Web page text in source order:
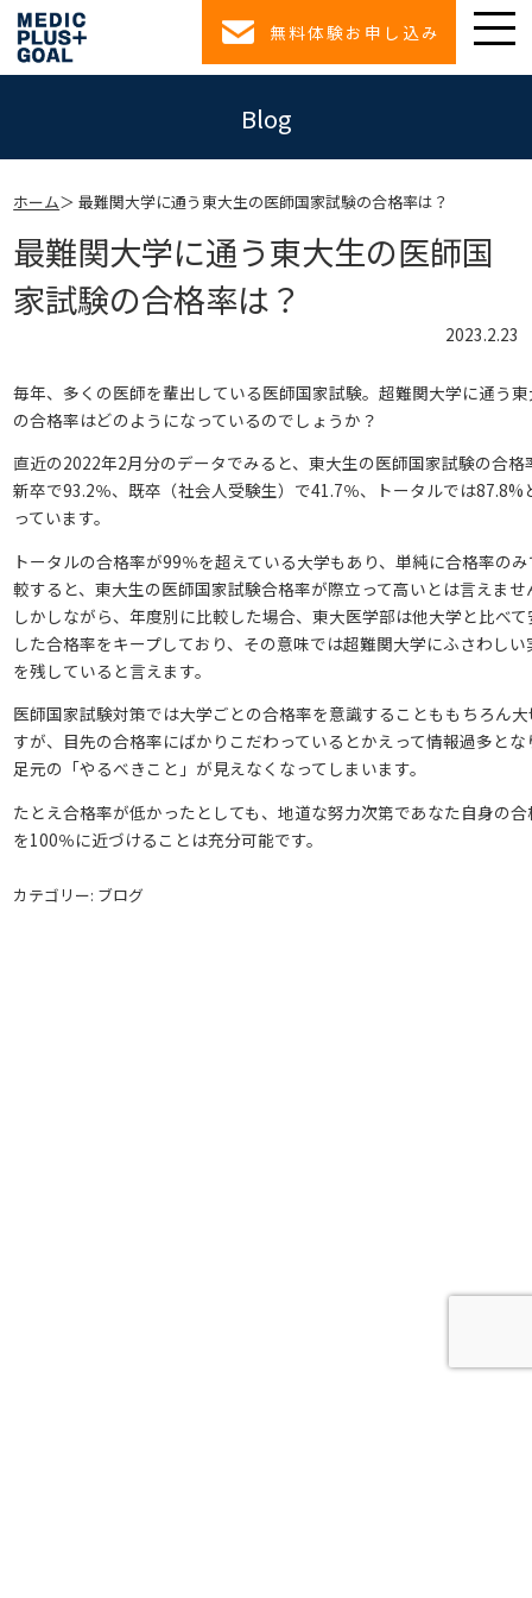
無料体験お申し込み
Blog
ホーム 最難関大学に通う東大生の医師国家試験の合格率は？
最難関大学に通う東大生の医師国
家試験の合格率は？
2023.2.23
毎年、多くの医師を輩出している医師国家試験。超難関大学に通う
の合格率はどのようになっているのでしょうか？
直近の2022年2月分のデータでみると、東大生の医師国家試験の合格
新卒で93.2％、既卒（社会人受験生）で41.7％、トータルでは87.8%
っています。
トータルの合格率が99％を超えている大学もあり、単純に合格率の
較すると、東大生の医師国家試験合格率が際立って高いとは言えませ
しかしながら、年度別に比較した場合、東大医学部は他大学と比べ
した合格率をキープしており、その意味では超難関大学にふさわしい
を残していると言えます。
医師国家試験対策では大学ごとの合格率を意識することももちろん
すが、目先の合格率にばかりこだわっているとかえって情報過多とな
足元の「やるべきこと」が見えなくなってしまいます。
たとえ合格率が低かったとしても、地道な努力次第であなた自身の
を100％に近づけることは充分可能です。
カテゴリー: ブログ